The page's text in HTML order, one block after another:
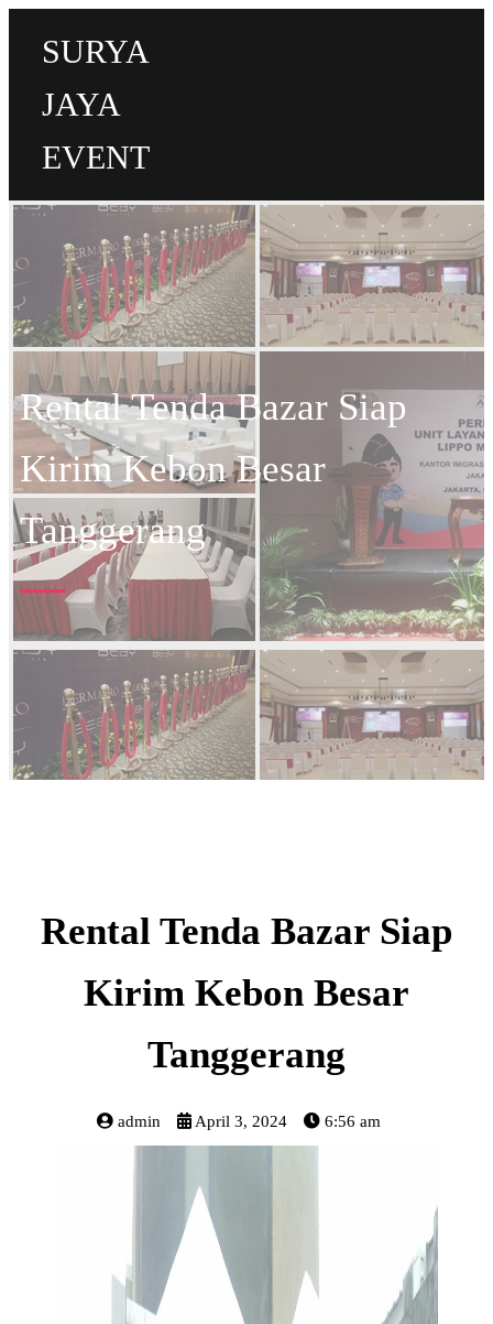
SURYA
JAYA
EVENT
Rental Tenda Bazar Siap
Kirim Kebon Besar
Tanggerang
Rental Tenda Bazar Siap
Kirim Kebon Besar
Tanggerang
admin April 3, 2024 6:56 am